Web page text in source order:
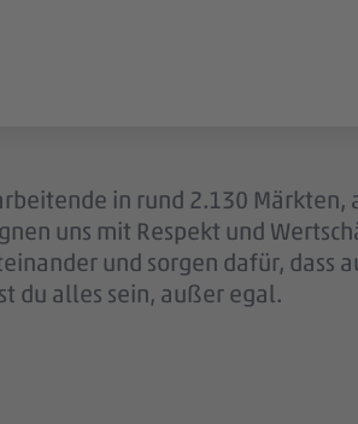
in rund 2.130
uns mit Respekt und
und sorgen dafür, dass
du alles sein, außer egal.